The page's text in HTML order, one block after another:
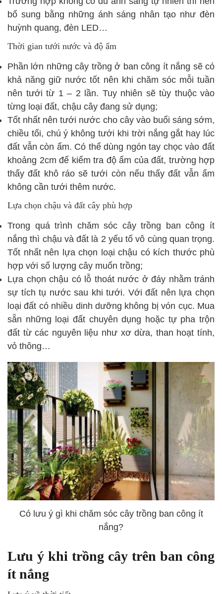
bổ sung bằng những ánh sáng nhân tạo như đèn
huỳnh quang, đèn LED…
Thời gian tưới nước và độ ẩm
Phần lớn những cây trồng ở ban công ít nắng sẽ có
khả năng giữ nước tốt nên khi chăm sóc mỗi tuần
nên tưới từ 1 – 2 lần. Tuy nhiên sẽ tùy thuộc vào
từng loại đất, chậu cây đang sử dụng;
Tốt nhất nên tưới nước cho cây vào buổi sáng sớm,
chiều tối, chú ý không tưới khi trời nắng gắt hay lúc
đất vẫn còn ẩm. Có thể dùng ngón tay chọc vào đất
khoảng 2cm để kiểm tra độ ẩm của đất, trường hợp
thấy đất khô ráo sẽ tưới còn nếu thấy đất vẫn ẩm
không cần tưới thêm nước.
Lựa chọn chậu và đất cây phù hợp
Trong quá trình chăm sóc cây trồng ban công ít
nắng thì chậu và đất là 2 yếu tố vô cùng quan trọng.
Tốt nhất nên lựa chọn loại chậu có kích thước phù
hợp với số lượng cây muốn trồng;
Lựa chọn chậu có lỗ thoát nước ở đáy nhằm tránh
sự tích tụ nước sau khi tưới. Với đất nên lựa chọn
loại đất có nhiều dinh dưỡng không bị vón cục. Mua
sẵn những loại đất chuyên dụng hoặc tự pha trộn
đất từ các nguyên liệu như xơ dừa, than hoạt tính,
vỏ thông…
Có lưu ý gì khi chăm sóc cây trồng ban công ít
nắng?
Lưu ý khi trồng cây trên ban công
ít nắng